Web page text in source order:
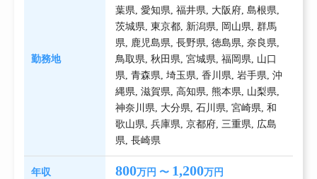
勤務地
葉県,愛知県,福井県, 大阪府,島根県,
茨城県,東京都, 新潟県, 岡山県,群馬
県, 鹿児島県,長野県,徳島県,奈良県,
鳥取県,秋田県,宮城県,福岡県, 山口
県,青森県,埼玉県,香川県,岩手県,沖
縄県,滋賀県,高知県,熊本県, 山梨県,
神奈川県, 大分県,石川県,宮崎県,和
歌山県,兵庫県,京都府,三重県, 広島
県,長崎県
年収 800万円 〜 1,200万円